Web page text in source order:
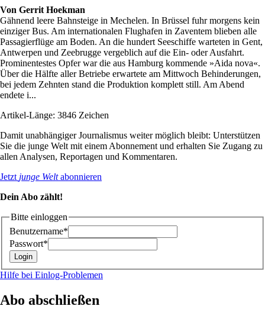
Von Gerrit Hoekman
Gähnend leere Bahnsteige in Mechelen. In Brüssel fuhr morgens kein
einziger Bus. Am internationalen Flughafen in Zaventem blieben alle
Passagierflüge am Boden. An die hundert Seeschiffe warteten in Gent,
Antwerpen und Zeebrugge vergeblich auf die Ein- oder Ausfahrt.
Prominentestes Opfer war die aus Hamburg kommende »Aida nova«.
Über die Hälfte aller Betriebe erwartete am Mittwoch Behinderungen,
bei jedem Zehnten stand die Produktion komplett still. Am Abend
endete i...
Artikel-Länge: 3846 Zeichen
Damit unabhängiger Journalismus weiter möglich bleibt: Unterstützen
Sie die junge Welt mit einem Abonnement und erhalten Sie Zugang zu
allen Analysen, Reportagen und Kommentaren.
Jetzt junge Weltabonnieren
Dein Abo zählt!
Bitte einloggen
Benutzername*
Passwort*
Hilfe bei Einlog-Problemen
Abo abschließen